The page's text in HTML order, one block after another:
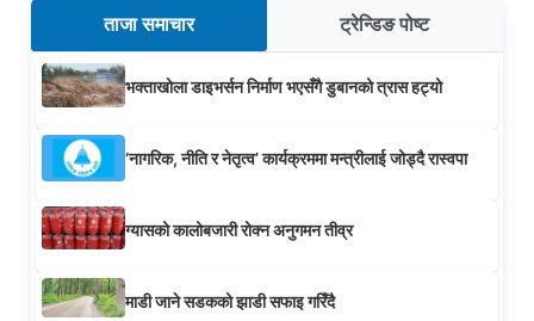
ताजा समाचार ट्रेन्डिङ पोष्ट
भक्ताखोला डाइभर्सन निर्माण भएसँगै डुबानको त्रास हट्यो
‘नागरिक, नीति र नेतृत्व’ कार्यक्रममा मन्त्रीलाई जोड्दै रास्वपा
ग्यासको कालोबजारी रोक्न अनुगमन तीव्र
माडी जाने सडकको झाडी सफाइ गरिँदै